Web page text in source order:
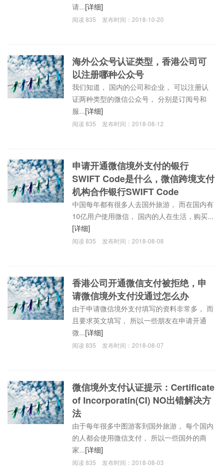
请...[详细]
阅读835 发布时间：2018-10-20
海外公众号认证类型，香港公司可
以注册哪种公众号
我们知道， 国内的公司和企业， 可以注册认
证两种类型的微信公众号， 分别是订阅号和
服...[详细]
阅读835 发布时间：2018-08-12
申请开通微信境外支付的银行
SWIFT Code是什么，微信跨境支付
机构合作银行SWIFT Code
中国每年都有很多人去国外旅游， 而在国内有
10亿用户使用微信， 国内的人在生活，购买...
[详细]
阅读835 发布时间：2018-08-08
香港公司开通微信支付被拒绝，申
请微信境外支付没通过怎么办
由于申请微信境外支付填写的资料非常多， 而
且要求英文填写， 所以一些朋友在申请开通
微...[详细]
阅读835 发布时间：2018-08-07
微信境外支付认证提示：Certificate
of Incorporatin(CI) NO出错解决方
法
由于每年很多中图游客到国外旅游， 每个国内
的人都会使用微信支付， 所以一些国外的商
家...[详细]
阅读835 发布时间：2018-08-03